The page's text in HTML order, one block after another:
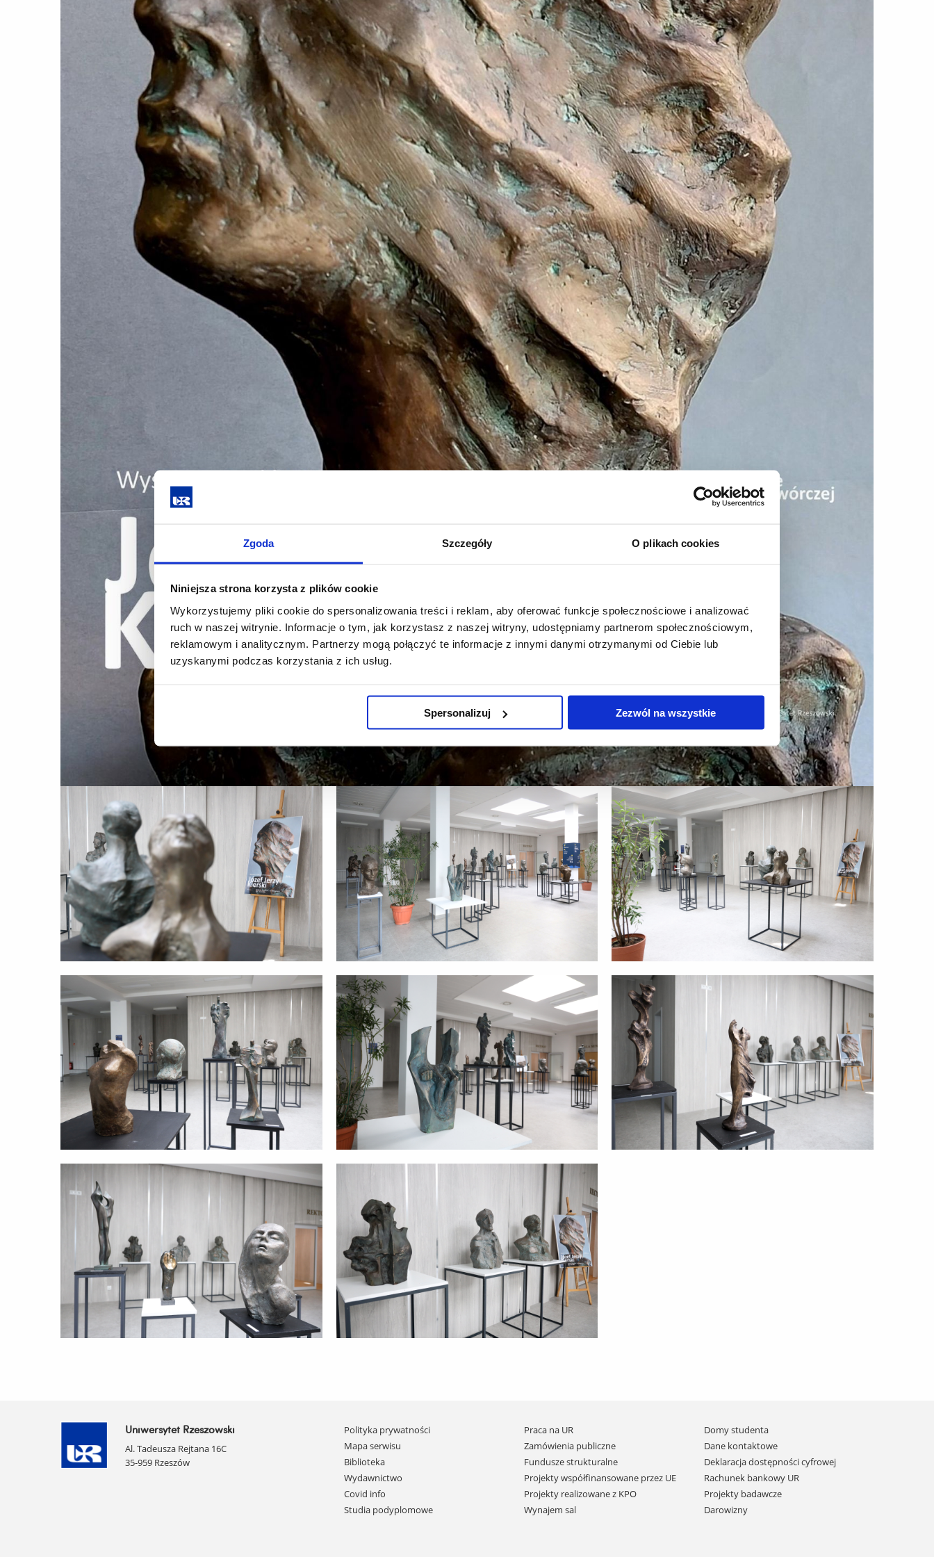
Zgoda Szczegóły O plikach cookies
Niniejsza strona korzysta z plików cookie
Wykorzystujemy pliki cookie do spersonalizowania treści i reklam, aby oferować funkcje społecznościowe i analizować
ruch w naszej witrynie. Informacje o tym, jak korzystasz z naszej witryny, udostępniamy partnerom społecznościowym,
reklamowym i analitycznym. Partnerzy mogą połączyć te informacje z innymi danymi otrzymanymi od Ciebie lub
uzyskanymi podczas korzystania z ich usług.
Spersonalizuj Zezwól na wszystkie
Uniwersytet Rzeszowski
Al. Tadeusza Rejtana 16C
35-959 Rzeszów
Pomiń
nawigację
i
przejdź
do
treści
Polityka prywatności
Mapa serwisu
Biblioteka
Wydawnictwo
Covid info
Studia podyplomowe
Praca na UR
Zamówienia publiczne
Fundusze strukturalne
Projekty współfinansowane przez UE
Projekty realizowane z KPO
Wynajem sal
Domy studenta
Dane kontaktowe
Deklaracja dostępności cyfrowej
Rachunek bankowy UR
Projekty badawcze
Darowizny